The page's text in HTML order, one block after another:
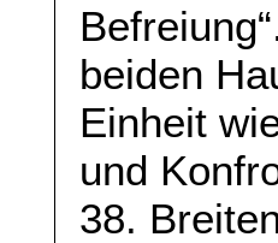
beiden
Einheit
und
38.